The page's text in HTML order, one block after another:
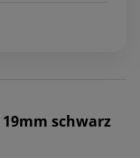
schwarz